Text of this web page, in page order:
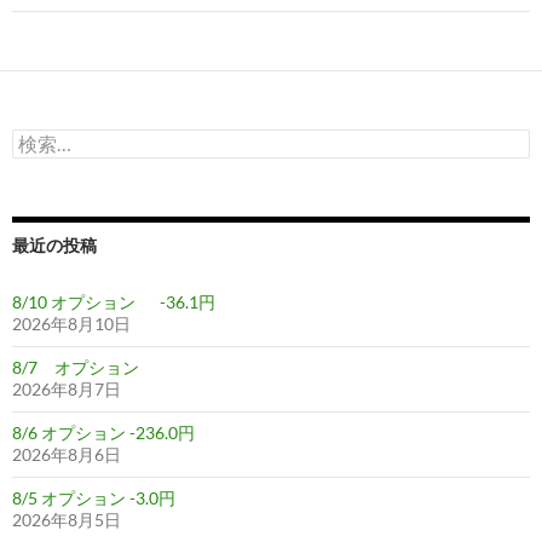
ー
ョ
検
索:
最近の投稿
8/10 オプション -36.1円
2026年8月10日
8/7 オプション
2026年8月7日
8/6 オプション -236.0円
2026年8月6日
8/5 オプション -3.0円
2026年8月5日